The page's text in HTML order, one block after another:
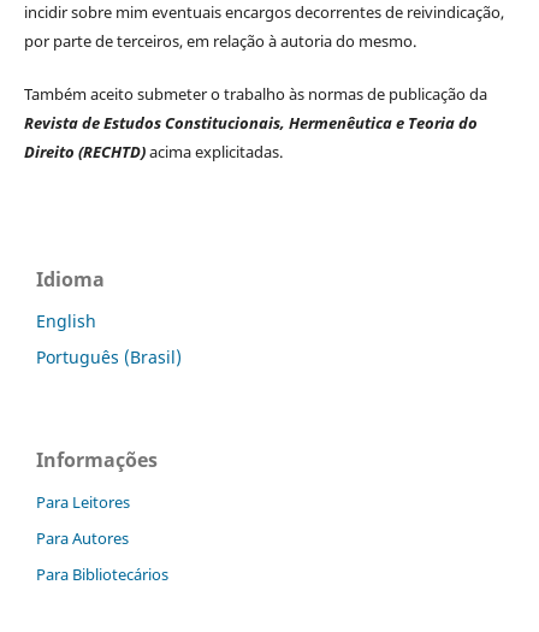
incidir sobre mim eventuais encargos decorrentes de reivindicação,
por parte de terceiros, em relação à autoria do mesmo.
Também aceito submeter o trabalho às normas de publicação da
Revista de Estudos Constitucionais, Hermenêutica e Teoria do
Direito (RECHTD)acima explicitadas.
Idioma
English
Português (Brasil)
Informações
Para Leitores
Para Autores
Para Bibliotecários